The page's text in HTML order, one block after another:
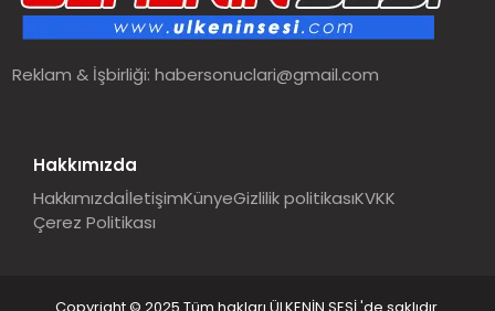
Reklam & İşbirliği:habersonuclari@gmail.com
Hakkımızda
HakkımızdaİletişimKünyeGizlilik politikasıKVKK
Çerez Politikası